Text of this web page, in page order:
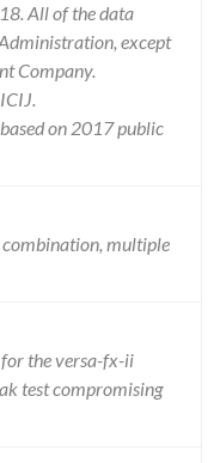
All of the data
except
Company.
on 2017 public
multiple
for the versa-fx-ii
test compromising